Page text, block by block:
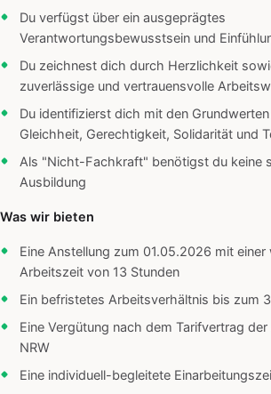
Du verfügst über ein ausgeprägtes
Verantwortungsbewusstsein und
Du zeichnest dich durch Herzlichkeit
zuverlässige und vertrauensvolle
Du identifizierst dich mit den
Gleichheit, Gerechtigkeit, Solidarität und
Als "Nicht-Fachkraft" benötigst du keine
Ausbildung
Was wir bieten
Eine Anstellung zum 01.05.2026 mit
Arbeitszeit von 13 Stunden
Ein befristetes Arbeitsverhältnis bis zum
Eine Vergütung nach dem Tarifvertrag
NRW
Eine individuell-begleitete